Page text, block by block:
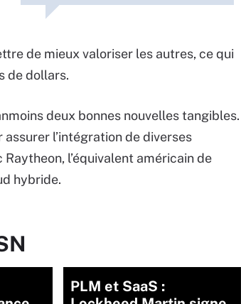
de mieux valoriser les autres, ce qui
de dollars.
deux bonnes nouvelles tangibles.
l’intégration de diverses
l’équivalent américain de
hybride.
PLM et SaaS :